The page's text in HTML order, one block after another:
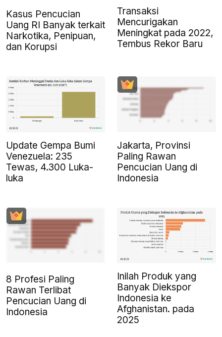
Kasus Pencucian
Uang RI Banyak terkait
Narkotika, Penipuan,
dan Korupsi
Transaksi
Mencurigakan
Meningkat pada 2022,
Tembus Rekor Baru
Update Gempa Bumi
Venezuela: 235
Tewas, 4.300 Luka-
luka
Jakarta, Provinsi
Paling Rawan
Pencucian Uang di
Indonesia
8 Profesi Paling
Rawan Terlibat
Pencucian Uang di
Indonesia
Inilah Produk yang
Banyak Diekspor
Indonesia ke
Afghanistan. pada
2025